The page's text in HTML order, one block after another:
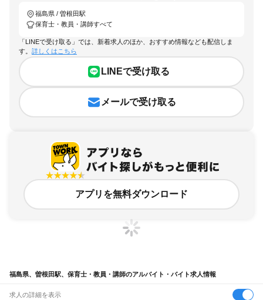
福島県 / 曽根田駅
保育士・教員・講師すべて
「LINEで受け取る」では、新着求人のほか、おすすめ情報なども配信しま
す。 詳しくはこちら
LINEで受け取る
メールで受け取る
アプリを無料ダウンロード
福島県、曽根田駅、保育士・教員・講師のアルバイト・バイト求人情報
求人の詳細を表示